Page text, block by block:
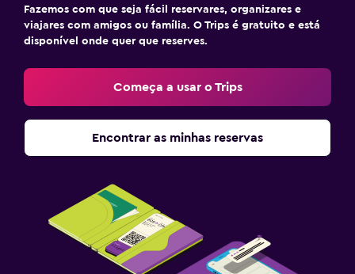
Fazemos com que seja fácil reservares, organizares e
viajares com amigos ou família. O Trips é gratuito e está
disponível onde quer que reserves.
Começa a usar o Trips
Encontrar as minhas reservas